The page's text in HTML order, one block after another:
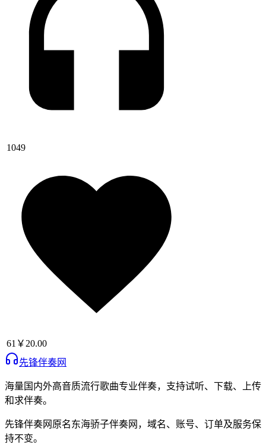
1049
61 ￥20.00
先锋伴奏网
海量国内外高音质流行歌曲专业伴奏，支持试听、下载、上传
和求伴奏。
先锋伴奏网 原名东海骄子伴奏网 ，域名、账号、订单及服务保
持不变。